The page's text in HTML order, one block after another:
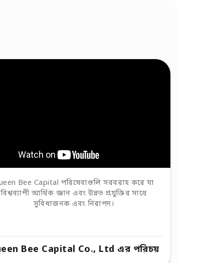
Bee Capital পরিষেবাগুলি সরবরাহ করে যা
বিশ্বব্যাপী আর্থিক জ্ঞান এবং উন্নত প্রযুক্তির সাথে
সুবিধাজনক এবং নিরাপদ।
Bee Capital Co., Ltd এর পরিচয়